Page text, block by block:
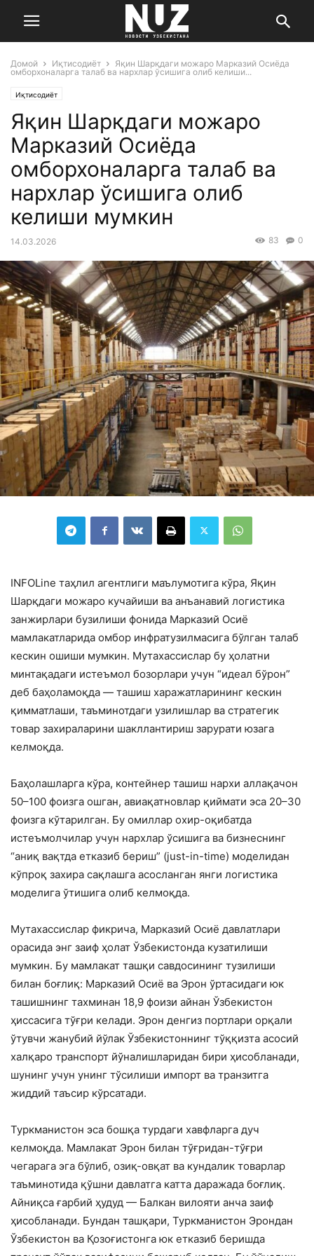
Домой Иқтисодиёт
Яқин Шарқдаги можаро Марказий Осиёда
омборхоналарга талаб ва нархлар ўсишига олиб келиши...
Иқтисодиёт
Яқин Шарқдаги можаро
Марказий Осиёда
омборхоналарга талаб ва
нархлар ўсишига олиб
келиши мумкин
14.03.2026 0
83
INFOLine таҳлил агентлиги маълумотига кўра, Яқин
Шарқдаги можаро кучайиши ва анъанавий логистика
занжирлари бузилиши фонида Марказий Осиё
мамлакатларида омбор инфратузилмасига бўлган талаб
кескин ошиши мумкин. Мутахассислар бу ҳолатни
минтақадаги истеъмол бозорлари учун “идеал бўрон”
деб баҳоламоқда — ташиш харажатларининг кескин
қимматлаши, таъминотдаги узилишлар ва стратегик
товар захираларини шакллантириш зарурати юзага
келмоқда.
Баҳолашларга кўра, контейнер ташиш нархи аллақачон
50–100 фоизга ошган, авиақатновлар қиймати эса 20–30
фоизга кўтарилган. Бу омиллар охир-оқибатда
истеъмолчилар учун нархлар ўсишига ва бизнеснинг
“аниқ вақтда етказиб бериш” (just-in-time) моделидан
кўпроқ захира сақлашга асосланган янги логистика
моделига ўтишига олиб келмоқда.
Мутахассислар фикрича, Марказий Осиё давлатлари
орасида энг заиф ҳолат Ўзбекистонда кузатилиши
мумкин. Бу мамлакат ташқи савдосининг тузилиши
билан боғлиқ: Марказий Осиё ва Эрон ўртасидаги юк
ташишнинг тахминан 18,9 фоизи айнан Ўзбекистон
ҳиссасига тўғри келади. Эрон денгиз портлари орқали
ўтувчи жанубий йўлак Ўзбекистоннинг тўққизта асосий
халқаро транспорт йўналишларидан бири ҳисобланади,
шунинг учун унинг тўсилиши импорт ва транзитга
жиддий таъсир кўрсатади.
Туркманистон эса бошқа турдаги хавфларга дуч
келмоқда. Мамлакат Эрон билан тўғридан-тўғри
чегарага эга бўлиб, озиқ-овқат ва кундалик товарлар
таъминотида қўшни давлатга катта даражада боғлиқ.
Айниқса ғарбий ҳудуд — Балкан вилояти анча заиф
ҳисобланади. Бундан ташқари, Туркманистон Эрондан
Ўзбекистон ва Қозоғистонга юк етказиб беришда